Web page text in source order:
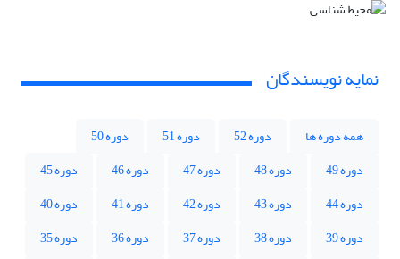
نمایه نویسندگان
همه دوره ها دوره 52 دوره 51
دوره 50
دوره 49
دوره 48 دوره 47 دوره 46
دوره 45
دوره 44
دوره 43 دوره 42 دوره 41
دوره 40
دوره 39
دوره 38 دوره 37 دوره 36
دوره 35